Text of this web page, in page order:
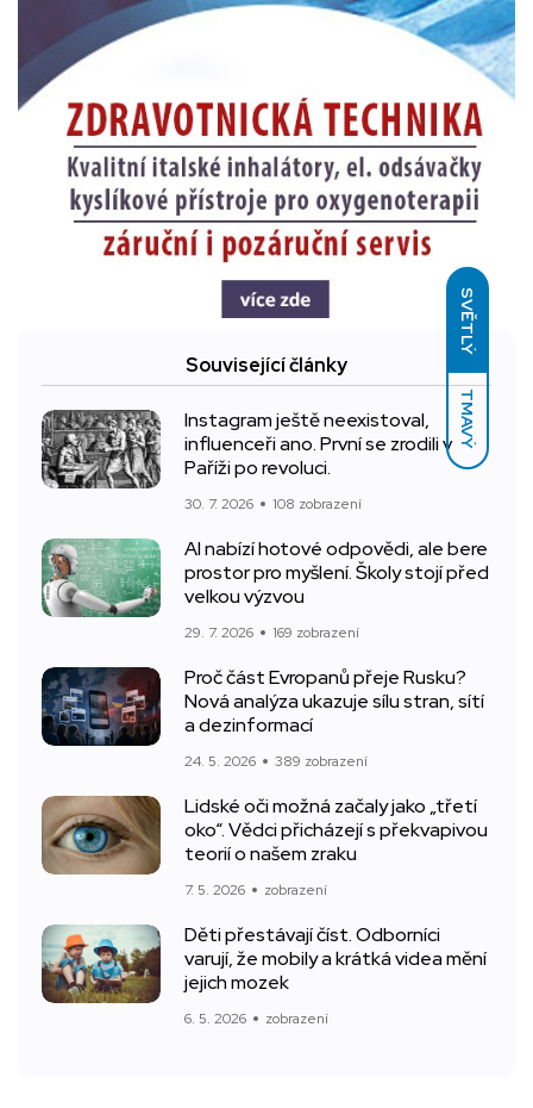
SVĚTLÝ
TMAVÝ
Související články
Instagram ještě neexistoval,
influenceři ano. První se zrodili v
Paříži po revoluci.
30. 7. 2026 108 zobrazení
AI nabízí hotové odpovědi, ale bere
prostor pro myšlení. Školy stojí před
velkou výzvou
29. 7. 2026 169 zobrazení
Proč část Evropanů přeje Rusku?
Nová analýza ukazuje sílu stran, sítí
a dezinformací
24. 5. 2026 389 zobrazení
Lidské oči možná začaly jako „třetí
oko“. Vědci přicházejí s překvapivou
teorií o našem zraku
7. 5. 2026 zobrazení
Děti přestávají číst. Odborníci
varují, že mobily a krátká videa mění
jejich mozek
6. 5. 2026 zobrazení